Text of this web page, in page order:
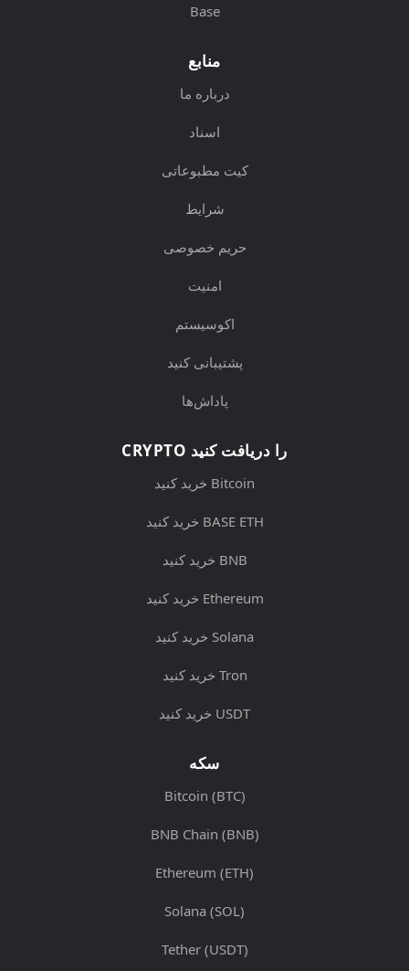
Base
منابع
درباره ما
اسناد
کیت مطبوعاتی
شرایط
حریم خصوصی
امنیت
اکوسیستم
پشتیبانی کنید
پاداش‌ها
CRYPTO را دریافت کنید
خرید کنید Bitcoin
خرید کنید BASE ETH
خرید کنید BNB
خرید کنید Ethereum
خرید کنید Solana
خرید کنید Tron
خرید کنید USDT
سکه
Bitcoin (BTC)
BNB Chain (BNB)
Ethereum (ETH)
Solana (SOL)
Tether (USDT)